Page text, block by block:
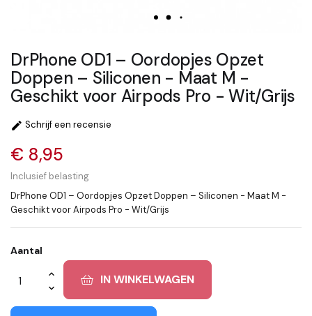
DrPhone OD1 – Oordopjes Opzet
Doppen – Siliconen - Maat M -
Geschikt voor Airpods Pro - Wit/Grijs
 Schrijf een recensie
€ 8,95
Inclusief belasting
DrPhone OD1 – Oordopjes Opzet Doppen – Siliconen - Maat M -
Geschikt voor Airpods Pro - Wit/Grijs
Aantal
IN WINKELWAGEN